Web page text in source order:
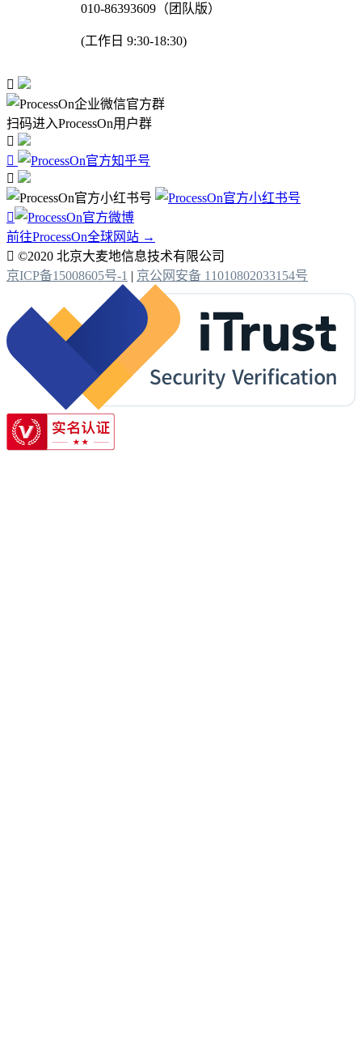
010-86393609（团队版）
(工作日 9:30-18:30)

扫码进入ProcessOn用户群




前往ProcessOn全球网站 →
 ©2020 北京大麦地信息技术有限公司
京ICP备15008605号-1 | 京公网安备 11010802033154号